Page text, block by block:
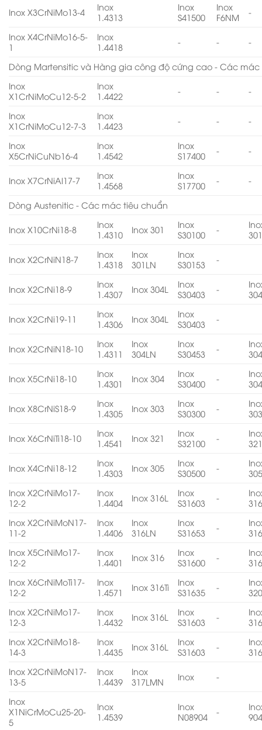
Inox X3CrNiMo13-4
Inox
1.4313
Inox
S41500
Inox
F6NM
-
Inox X4CrNiMo16-5-
1
Inox
1.4418
- - -
Dòng Martensitic và Hàng gia công độ cứng cao - Các
Inox
X1CrNiMoCu12-5-2
Inox
1.4422
- - -
Inox
X1CrNiMoCu12-7-3
Inox
1.4423
- - -
Inox
X5CrNiCuNb16-4
Inox
1.4542
Inox
S17400
- -
Inox X7CrNiAl17-7
Inox
1.4568
Inox
S17700
- -
Dòng Austenitic - Các mác tiêu chuẩn
Inox X10CrNi18-8
Inox
1.4310
Inox 301
Inox
S30100
-
Inox X2CrNiN18-7
Inox
1.4318
Inox
301LN
Inox
S30153
-
Inox X2CrNi18-9
Inox
1.4307
Inox 304L
Inox
S30403
-
Inox X2CrNi19-11
Inox
1.4306
Inox 304L
Inox
S30403
-
Inox X2CrNiN18-10
Inox
1.4311
Inox
304LN
Inox
S30453
-
Inox X5CrNi18-10
Inox
1.4301
Inox 304
Inox
S30400
-
Inox X8CrNiS18-9
Inox
1.4305
Inox 303
Inox
S30300
-
Inox X6CrNiTi18-10
Inox
1.4541
Inox 321
Inox
S32100
-
Inox X4CrNi18-12
Inox
1.4303
Inox 305
Inox
S30500
-
Inox X2CrNiMo17-
12-2
Inox
1.4404
Inox 316L
Inox
S31603
-
Inox X2CrNiMoN17-
11-2
Inox
1.4406
Inox
316LN
Inox
S31653
-
Inox X5CrNiMo17-
12-2
Inox
1.4401
Inox 316
Inox
S31600
-
Inox X6CrNiMoTi17-
12-2
Inox
1.4571
Inox 316Ti
Inox
S31635
-
Inox X2CrNiMo17-
12-3
Inox
1.4432
Inox 316L
Inox
S31603
-
Inox X2CrNiMo18-
14-3
Inox
1.4435
Inox 316L
Inox
S31603
-
Inox X2CrNiMoN17-
13-5
Inox
1.4439
Inox
317LMN
Inox -
Inox
X1NiCrMoCu25-20-
5
Inox
1.4539
Inox
N08904
-